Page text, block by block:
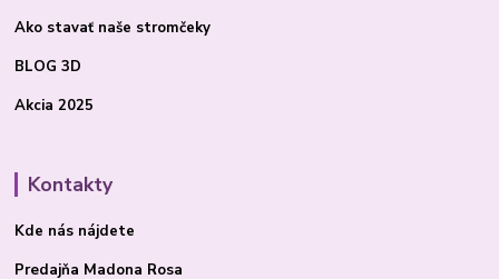
Ako stavať naše stromčeky
BLOG 3D
Akcia 2025
Kontakty
Kde nás nájdete
Predajňa Madona Rosa